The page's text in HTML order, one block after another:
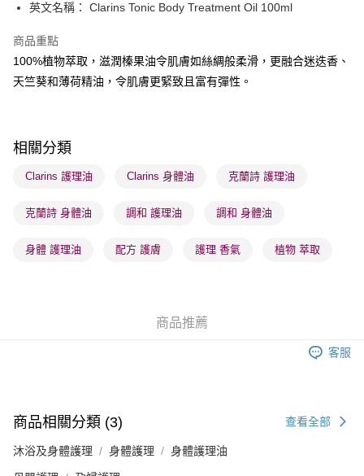
順豐自助櫃 - 確認發貨後1-3個工作天送達
每筆HK$65.00，滿HK$300.00或以上免運費
確認發貨後1-3 工作天送達，訂單將隨機分配至SF順豐速運或京東
物流公司進行物流配送
取。逾期會取消訂單，並不會安排重寄
取。逾期會取消訂單，並不會安排重寄
英文名稱： Clarins Tonic Body Treatment Oil 100ml
商品重點
100%植物萃取，滋潤榛果油令肌膚如絲綢般柔滑，更融合迷迭香、
天竺葵和薄荷精油，令肌膚更緊致且富有彈性。
相關分類
Clarins 護理油 Clarins 身體油 克蘭詩 護理油
克蘭詩 身體油 調和 護理油 調和 身體油
身體 護理油 配方 護膚 護理 香氣 植物 萃取
商品推薦
客服
商品相關分類 (3) 查看全部
沐浴及身體護理 身體護理 身體護理油